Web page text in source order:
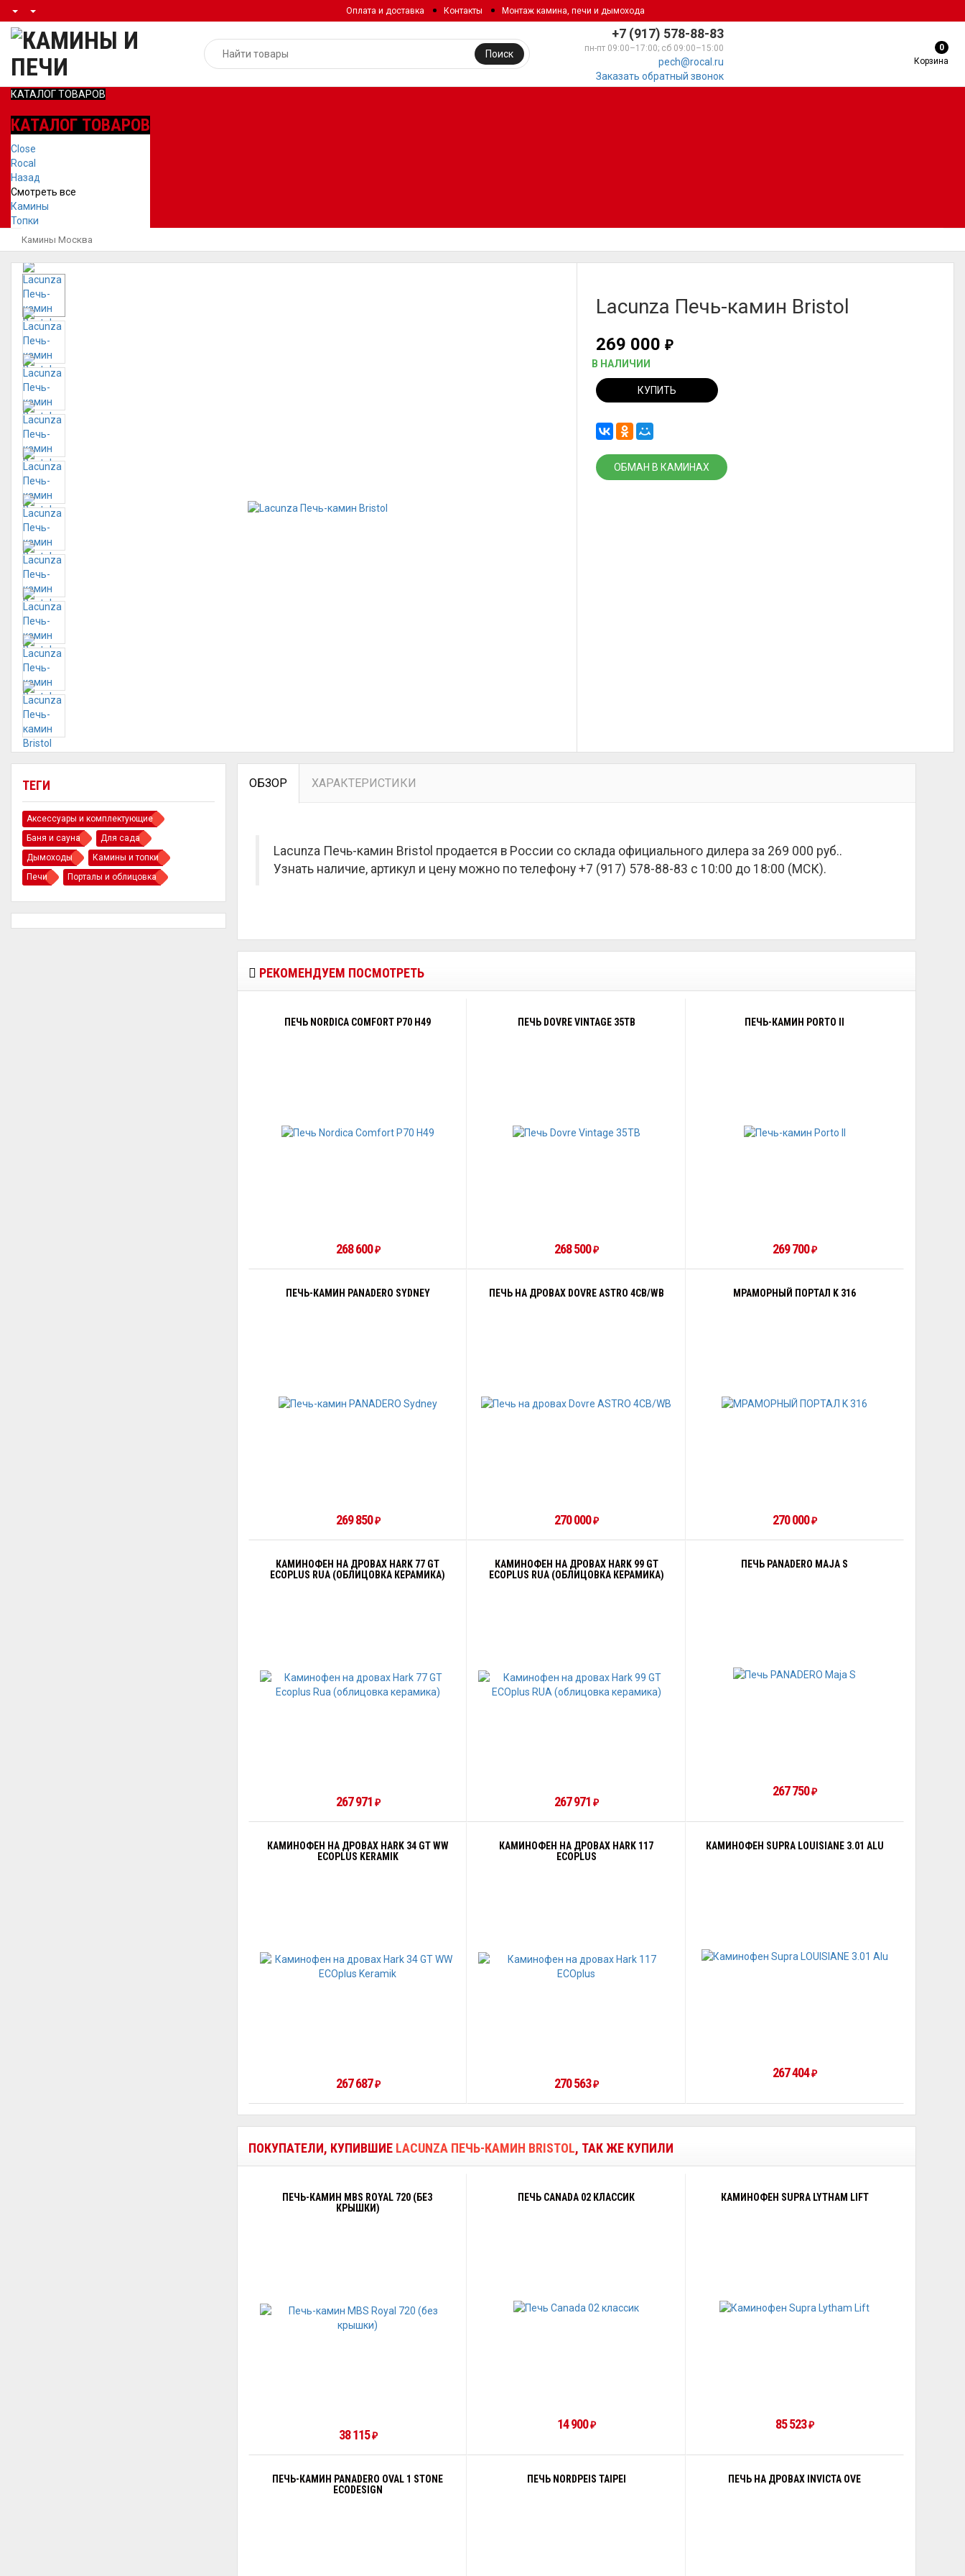
Оплата и доставка Контакты Монтаж камина, печи и дымохода
+7 (917) 578-88-83
пн-пт 09:00–17:00; сб 09:00–15:00
pech@rocal.ru
Заказать обратный звонок
Поиск
0
Корзина
КАТАЛОГ ТОВАРОВ
КАТАЛОГ ТОВАРОВ
Close
Rocal
Назад
Смотреть все
Камины
Топки
Камины Москва
Lacunza Печь-камин Bristol
269 000₽
В НАЛИЧИИ
КУПИТЬ
ОБМАН В КАМИНАХ
ТЕГИ
Аксессуары и комплектующие
Баня и сауна
Для сада
Дымоходы
Камины и топки
Печи
Порталы и облицовка
ОБЗОР ХАРАКТЕРИСТИКИ
Lacunza Печь-камин Bristol продается в России со склада официального дилера за 269 000 руб..
Узнать наличие, артикул и цену можно по телефону +7 (917) 578-88-83 с 10:00 до 18:00 (МСК).
РЕКОМЕНДУЕМ ПОСМОТРЕТЬ
ПЕЧЬ NORDICA COMFORT P70 H49
268 600₽
ПЕЧЬ DOVRE VINTAGE 35TB
268 500₽
ПЕЧЬ-КАМИН PORTO II
269 700₽
ПЕЧЬ-КАМИН PANADERO SYDNEY
269 850₽
ПЕЧЬ НА ДРОВАХ DOVRE ASTRO 4CB/WB
270 000₽
МРАМОРНЫЙ ПОРТАЛ K 316
270 000₽
КАМИНОФЕН НА ДРОВАХ HARK 77 GT
ECOPLUS RUA (ОБЛИЦОВКА КЕРАМИКА)
267 971 ₽
КАМИНОФЕН НА ДРОВАХ HARK 99 GT
ECOPLUS RUA (ОБЛИЦОВКА КЕРАМИКА)
267 971₽
ПЕЧЬ PANADERO MAJA S
267 750₽
КАМИНОФЕН НА ДРОВАХ HARK 34 GT WW
ECOPLUS KERAMIK
267 687₽
КАМИНОФЕН НА ДРОВАХ HARK 117
ECOPLUS
270 563₽
КАМИНОФЕН SUPRA LOUISIANE 3.01 ALU
267 404₽
ПОКУПАТЕЛИ, КУПИВШИЕ LACUNZA ПЕЧЬ-КАМИН BRISTOL, ТАК ЖЕ КУПИЛИ
ПЕЧЬ-КАМИН MBS ROYAL 720 (БЕЗ
КРЫШКИ)
38 115₽
ПЕЧЬ CANADA 02 КЛАССИК
14 900₽
КАМИНОФЕН SUPRA LYTHAM LIFT
85 523₽
ПЕЧЬ-КАМИН PANADERO OVAL 1 STONE
ECODESIGN
ПЕЧЬ NORDPEIS TAIPEI ПЕЧЬ НА ДРОВАХ INVICTA OVE